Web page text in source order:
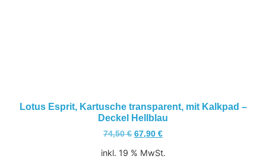
Lotus Esprit, Kartusche transparent, mit Kalkpad –
Deckel Hellblau
74,50€ 67,90 €
inkl. 19 % MwSt.